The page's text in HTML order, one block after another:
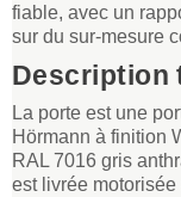
fiable, avec un
sur du sur-mesure
Description
La porte est une
Hörmann à finition
RAL 7016 gris
est livrée